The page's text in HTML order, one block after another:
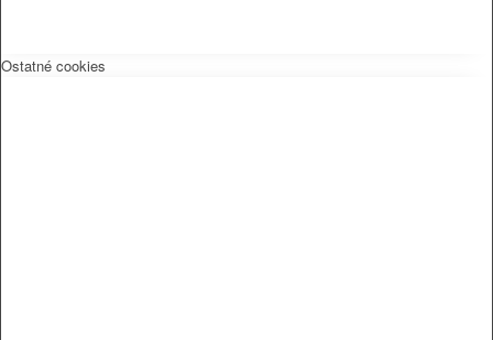
Ostatné cookies